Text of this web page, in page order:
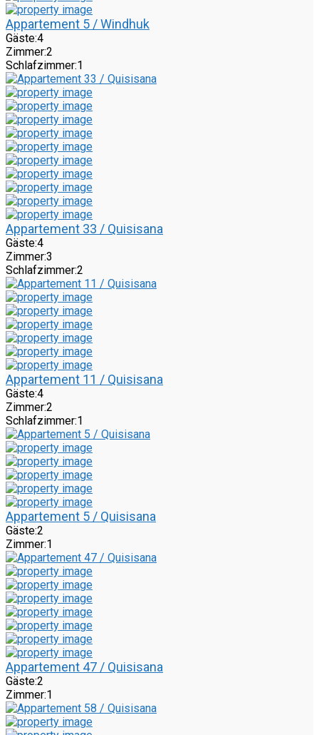
Appartement 5 / Windhuk
Gäste:4
Zimmer:2
Schlafzimmer:1
Appartement 33 / Quisisana
Gäste:4
Zimmer:3
Schlafzimmer:2
Appartement 11 / Quisisana
Gäste:4
Zimmer:2
Schlafzimmer:1
Appartement 5 / Quisisana
Gäste:2
Zimmer:1
Appartement 47 / Quisisana
Gäste:2
Zimmer:1